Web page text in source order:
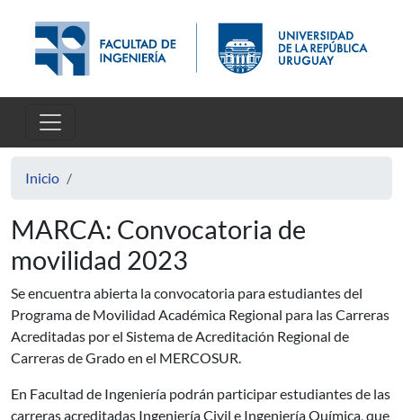
Inicio
MARCA: Convocatoria de
movilidad 2023
Se encuentra abierta la convocatoria para estudiantes del
Programa de Movilidad Académica Regional para las Carreras
Acreditadas por el Sistema de Acreditación Regional de
Carreras de Grado en el MERCOSUR.
En Facultad de Ingeniería podrán participar estudiantes de las
carreras acreditadas Ingeniería Civil e Ingeniería Química, que